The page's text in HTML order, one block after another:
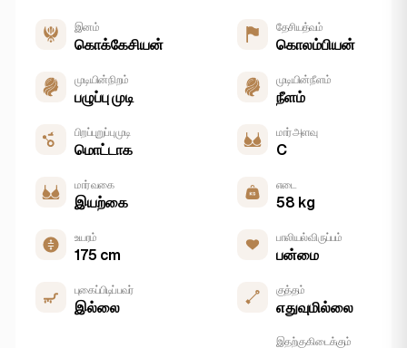
இனம்
கொக்கேசியன்
தேசியத்வம்
கொலம்பியன்
முடியின் நிறம்
பழுப்பு முடி
முடியின் நீளம்
நீளம்
பிறப்புறுப்பு முடி
மொட்டாக
மார் அளவு
C
மார் வகை
இயற்கை
எடை
58 kg
உயரம்
175 cm
பாலியல் விருப்பம்
பன்மை
புகைப்பிடிப்பவர்
இல்லை
குத்தம்
எதுவுமில்லை
இதற்கு கிடைக்கும்